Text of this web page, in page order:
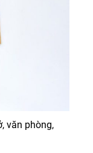
văn phòng,